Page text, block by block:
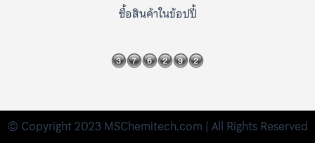
ซื้อสินค้าในข้อปปี้
© Copyright 2023 MSChemitech.com | All Rights Reserved